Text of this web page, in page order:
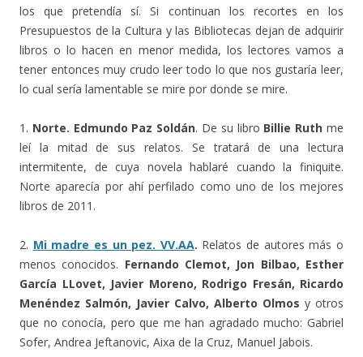
los que pretendía sí. Si continuan los recortes en los
Presupuestos de la Cultura y las Bibliotecas dejan de adquirir
libros o lo hacen en menor medida, los lectores vamos a
tener entonces muy crudo leer todo lo que nos gustaría leer,
lo cual sería lamentable se mire por donde se mire.
1. Norte. Edmundo Paz Soldán. De su libro Billie Ruth me
leí la mitad de sus relatos. Se tratará de una lectura
intermitente, de cuya novela hablaré cuando la finiquite.
Norte aparecía por ahí perfilado como uno de los mejores
libros de 2011.
2. Mi madre es un pez. VV.AA. Relatos de autores más o
menos conocidos. Fernando Clemot, Jon Bilbao, Esther
García LLovet, Javier Moreno, Rodrigo Fresán, Ricardo
Menéndez Salmón, Javier Calvo, Alberto Olmos y otros
que no conocía, pero que me han agradado mucho: Gabriel
Sofer, Andrea Jeftanovic, Aixa de la Cruz, Manuel Jabois.